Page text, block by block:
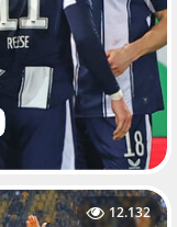
12.132